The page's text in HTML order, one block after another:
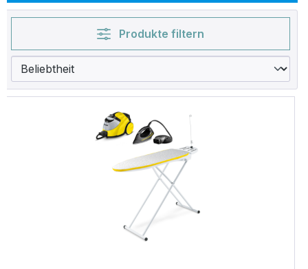
Produkte filtern